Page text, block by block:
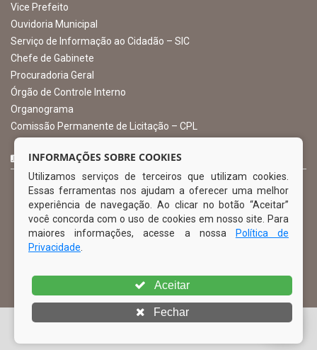
gabinete@ibimirim.pe.gov.br
Ibimirim - PE
ORGANIZACIONAL
O Prefeito
Vice Prefeito
Ouvidoria Municipal
Serviço de Informação ao Cidadão – SIC
Chefe de Gabinete
Procuradoria Geral
Órgão de Controle Interno
Organograma
CURTA NOSSA FAN PAGE
INFORMAÇÕES SOBRE COOKIES
Utilizamos serviços de terceiros que utilizam cookies.
Essas ferramentas nos ajudam a oferecer uma melhor
experiência de navegação. Ao clicar no botão “Aceitar”
você concorda com o uso de cookies em nosso site. Para
maiores informações, acesse a nossa
Política de
Privacidade
Aceitar
Fechar